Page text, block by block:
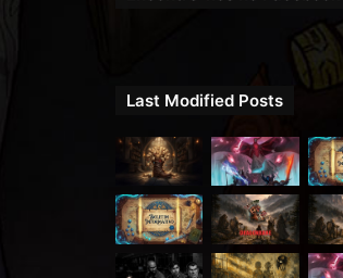
Last Modified Posts